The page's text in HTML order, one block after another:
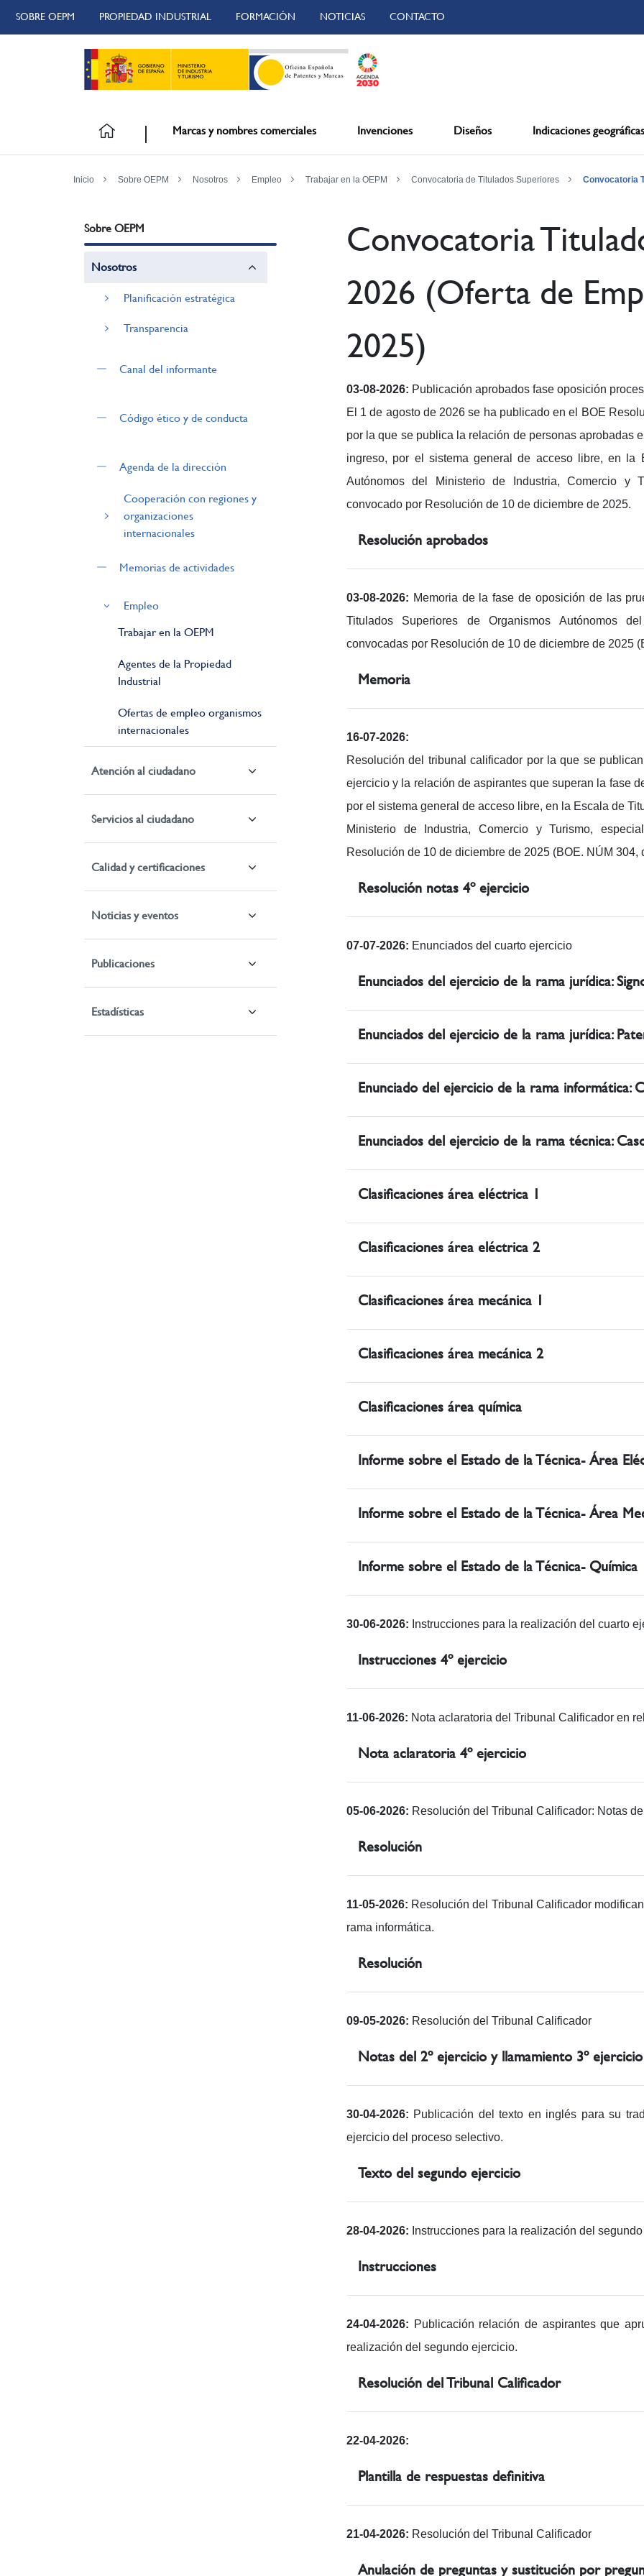
SOBRE OEPM PROPIEDAD INDUSTRIAL FORMACIÓN NOTICIAS CONTACTO
Marcas y nombres comerciales Invenciones Diseños Indicaciones geográficas
Inicio Sobre OEPM Nosotros Empleo Trabajar en la OEPM Convocatoria de Titulados Superiores Convocatoria
Sobre OEPM
Nosotros
Planificación estratégica
Transparencia
Canal del informante
Código ético y de conducta
Agenda de la dirección
Cooperación con regiones y
organizaciones
internacionales
Memorias de actividades
Empleo
Trabajar en la OEPM
Agentes de la Propiedad
Industrial
Ofertas de empleo organismos
internacionales
Atención al ciudadano
Servicios al ciudadano
Calidad y certificaciones
Noticias y eventos
Publicaciones
Estadísticas
Convocatoria
2026 (Oferta de
2025)
03-08-2026: Publicación aprobados fase oposición
El 1 de agosto de 2026 se ha publicado en el BOE
por la que se publica la relación de personas aprobadas
ingreso, por el sistema general de acceso libre, en la
Autónomos del Ministerio de Industria, Comercio y
convocado por Resolución de 10 de diciembre de 2025.
Resolución aprobados
03-08-2026: Memoria de la fase de oposición de las
Titulados Superiores de Organismos Autónomos
convocadas por Resolución de 10 de diciembre de 2025
Memoria
16-07-2026:
Resolución del tribunal calificador por la que se
ejercicio y la relación de aspirantes que superan la fase
por el sistema general de acceso libre, en la Escala de
Ministerio de Industria, Comercio y Turismo,
Resolución de 10 de diciembre de 2025 (BOE. NÚM 304,
Resolución notas 4º ejercicio
07-07-2026: Enunciados del cuarto ejercicio
Enunciados del ejercicio de la rama jurídica:
Enunciados del ejercicio de la rama jurídica:
Enunciado del ejercicio de la rama informática:
Enunciados del ejercicio de la rama técnica:
Clasificaciones área eléctrica 1
Clasificaciones área eléctrica 2
Clasificaciones área mecánica 1
Clasificaciones área mecánica 2
Clasificaciones área química
Informe sobre el Estado de la Técnica- Área
Informe sobre el Estado de la Técnica- Área
Informe sobre el Estado de la Técnica- Química
30-06-2026: Instrucciones para la realización del cuarto
Instrucciones 4º ejercicio
11-06-2026: Nota aclaratoria del Tribunal Calificador en
Nota aclaratoria 4º ejercicio
05-06-2026: Resolución del Tribunal Calificador: Notas
Resolución
11-05-2026: Resolución del Tribunal Calificador
rama informática.
Resolución
09-05-2026: Resolución del Tribunal Calificador
Notas del 2º ejercicio y llamamiento 3º ejercicio
30-04-2026: Publicación del texto en inglés para su
ejercicio del proceso selectivo.
Texto del segundo ejercicio
28-04-2026: Instrucciones para la realización del
Instrucciones
24-04-2026: Publicación relación de aspirantes que
realización del segundo ejercicio.
Resolución del Tribunal Calificador
22-04-2026:
Plantilla de respuestas definitiva
21-04-2026: Resolución del Tribunal Calificador
Anulación de preguntas y sustitución por